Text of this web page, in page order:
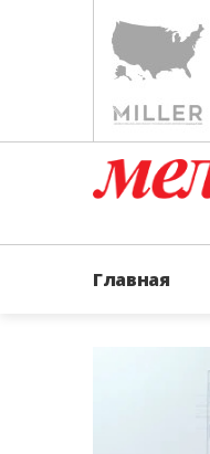
Главная